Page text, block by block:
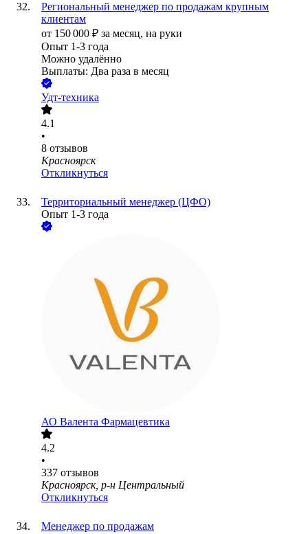
Региональный менеджер по продажам крупным
клиентам
от 150 000 ₽ за месяц, на руки
Опыт 1-3 года
Можно удалённо
Выплаты: Два раза в месяц
Удт-техника
4.1
•
8 отзывов
Красноярск
Откликнуться
Территориальный менеджер (ЦФО)
Опыт 1-3 года
АО Валента Фармацевтика
4.2
•
337 отзывов
Красноярск, р-н Центральный
Откликнуться
Менеджер по продажам